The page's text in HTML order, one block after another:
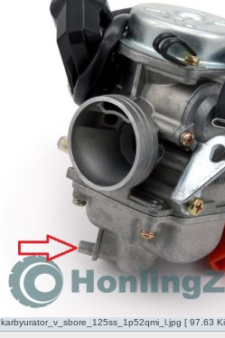
karbyurator_v_sbore_125ss_1p52qmi_l.jpg [ 97.63